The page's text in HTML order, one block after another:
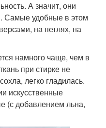
А значит, они
Самые удобные в этом
на петлях, на
намного чаще, чем в
при стирке не
легко гладилась.
искусственные
(с добавлением льна,